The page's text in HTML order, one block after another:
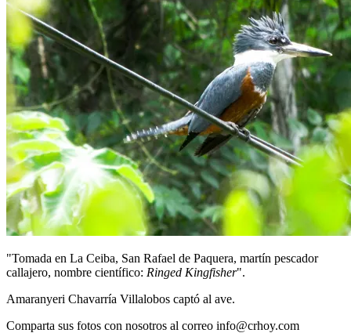
"Tomada en La Ceiba, San Rafael de Paquera, martín pescador
callajero, nombre científico: Ringed Kingfisher".
Amaranyeri Chavarría Villalobos captó al ave.
Comparta sus fotos con nosotros al correo info@crhoy.com